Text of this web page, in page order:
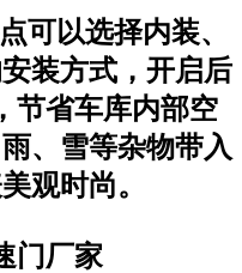
可以选择内装、
装方式，开启后
节省车库内部空
、雪等杂物带入
观时尚。
门厂家